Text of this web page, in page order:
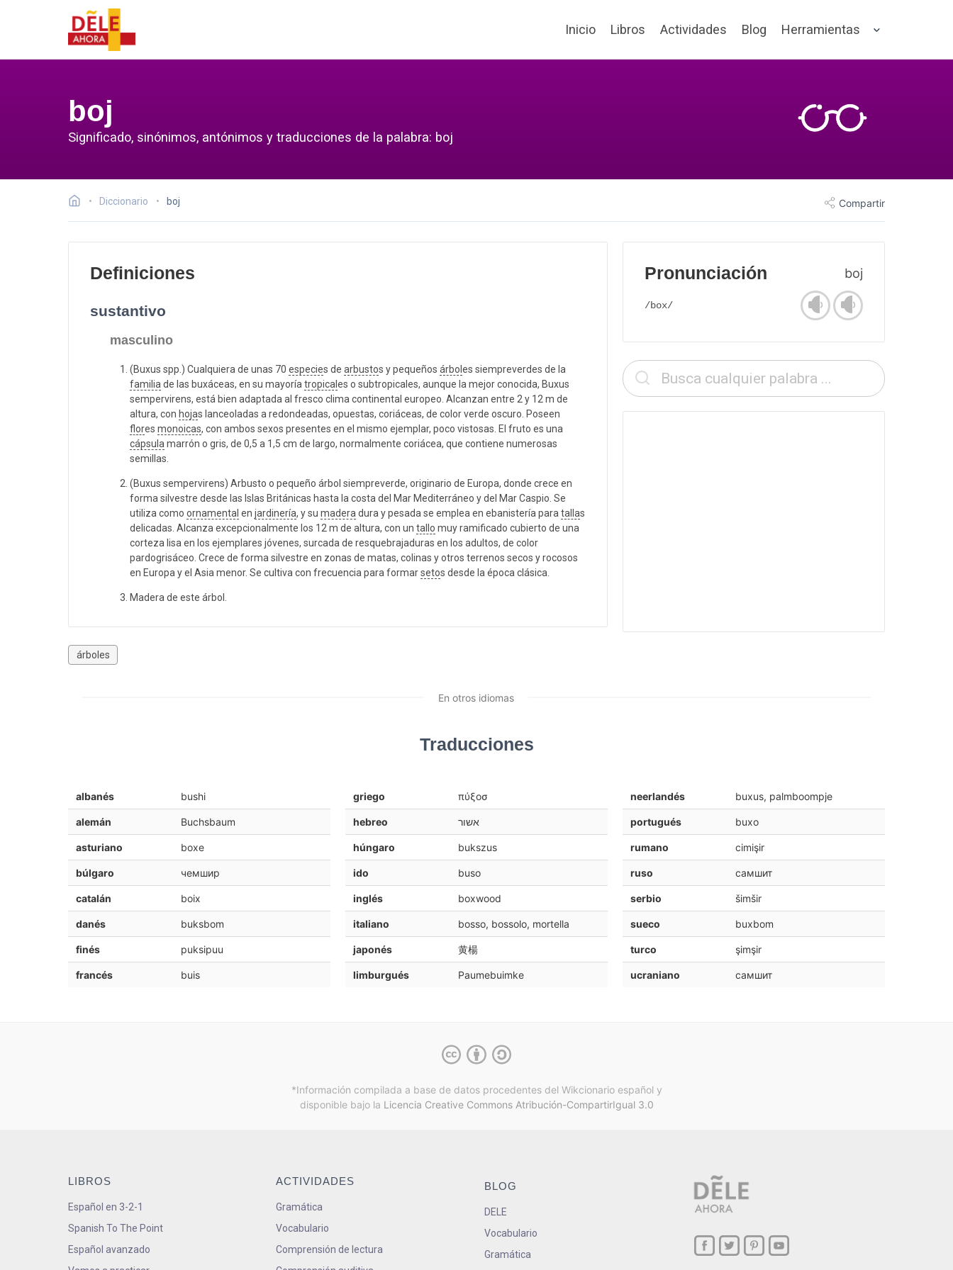
Inicio Libros Actividades Blog Herramientas
boj
Significado, sinónimos, antónimos y traducciones de la palabra: boj
Diccionario boj Compartir
Definiciones
sustantivo
masculino
(Buxus spp.) Cualquiera de unas 70 especies de arbustos y pequeños árbol es siempreverdes de la
familiade las buxáceas, en su mayoríatropicales o subtropicales, aunque la mejor conocida, Buxus
sempervirens, está bien adaptada al fresco clima continental europeo. Alcanzan entre 2 y 12 m de
altura, con hojas lanceoladas a redondeadas, opuestas, coriáceas, de color verde oscuro. Poseen
flores monoicas, con ambos sexos presentes en el mismo ejemplar, poco vistosas. El fruto es una
cápsulamarrón o gris, de 0,5 a 1,5 cm de largo, normalmente coriácea, que contiene numerosas
semillas.
(Buxus sempervirens) Arbusto o pequeño árbol siempreverde, originario de Europa, donde crece en
forma silvestre desde las Islas Británicas hasta la costa del Mar Mediterráneo y del Mar Caspio. Se
utiliza como ornamental en jardinería, y su maderadura y pesada se emplea en ebanistería paratallas
delicadas. Alcanza excepcionalmente los 12 m de altura, con un tallo muy ramificado cubierto de una
corteza lisa en los ejemplares jóvenes, surcada de resquebrajaduras en los adultos, de color
pardogrisáceo. Crece de forma silvestre en zonas de matas, colinas y otros terrenos secos y rocosos
en Europa y el Asia menor. Se cultiva con frecuencia para formarsetos desde la época clásica.
Madera de este árbol.
árboles
Pronunciación boj
/box/
En otros idiomas
Traducciones
albanés bushi
alemán Buchsbaum
asturiano boxe
búlgaro чемшир
catalán boix
danés buksbom
finés puksipuu
francés buis
griego πύξοσ
hebreo אשור
húngaro bukszus
ido buso
inglés boxwood
italiano bosso, bossolo, mortella
japonés 黄楊
limburgués Paumebuimke
neerlandés buxus, palmboompje
portugués buxo
rumano cimişir
ruso самшит
serbio šimšir
sueco buxbom
turco şimşir
ucraniano самшит
*Información compilada a base de datos procedentes del Wikcionario español y
disponible bajo la Licencia Creative Commons Atribución-CompartirIgual 3.0
LIBROS
Español en 3-2-1
Spanish To The Point
Español avanzado
ACTIVIDADES
Gramática
Vocabulario
Comprensión de lectura
BLOG
DELE
Vocabulario
Gramática